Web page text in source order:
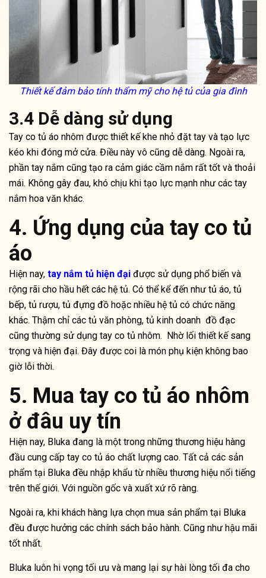
Thiết kế đảm bảo tính thẩm mỹ cho hệ tủ của gia đình
3.4 Dễ dàng sử dụng
Tay co tủ áo nhôm được thiết kế khe nhỏ đặt tay và tạo lực
kéo khi đóng mở cửa. Điều này vô cũng dễ dàng. Ngoài ra,
phần tay nắm cũng tạo ra cảm giác cầm nắm rất tốt và thoải
mái. Không gây đau, khó chịu khi tạo lực mạnh như các tay
nắm hoa văn khác.
4. Ứng dụng của tay co tủ
áo
Hiện nay, tay nắm tủ hiện đại được sử dụng phổ biến và
rộng rãi cho hầu hết các hệ tủ. Có thể kể đến như tủ áo, tủ
bếp, tủ rượu, tủ đựng đồ hoặc nhiều hệ tủ có chức năng
khác. Thậm chỉ các tủ văn phòng, tủ kinh doanh đồ đạc
cũng thường sử dụng tay co tủ nhôm. Nhờ lối thiết kế sang
trọng và hiện đại. Đây được coi là món phụ kiện không bao
giờ lỗi thời.
5. Mua tay co tủ áo nhôm
ở đâu uy tín
Hiện nay, Bluka đang là một trong những thương hiệu hàng
đầu cung cấp tay co tủ áo chất lượng cao. Tất cả các sản
phẩm tại Bluka đều nhập khẩu từ nhiều thương hiệu nổi tiếng
trên thế giới. Với nguồn gốc và xuất xứ rõ ràng.
Ngoài ra, khi khách hàng lựa chọn mua sản phẩm tại Bluka
đều được hưởng các chính sách bảo hành. Cũng như hậu mãi
tốt nhất.
Bluka luôn hi vọng tối ưu và mang lại sự hài lòng tối đa cho